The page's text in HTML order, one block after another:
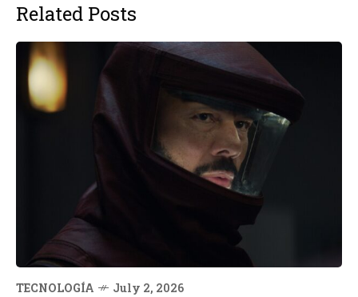
Related Posts
TECNOLOGÍA July 2, 2026